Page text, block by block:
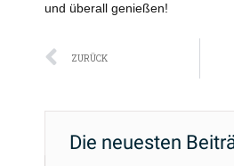
und überall genießen!
Zurück
ZURÜCK
Die neuesten